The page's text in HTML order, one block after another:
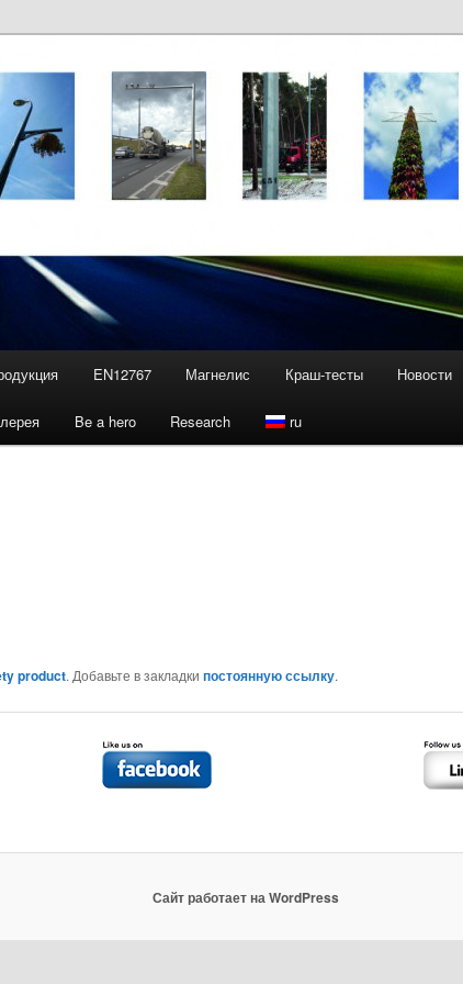
EN12767 Магнелис Краш-тесты Новости
Be a hero Research ru
product. Добавьте в закладки постоянную ссылку.
Сайт работает на WordPress